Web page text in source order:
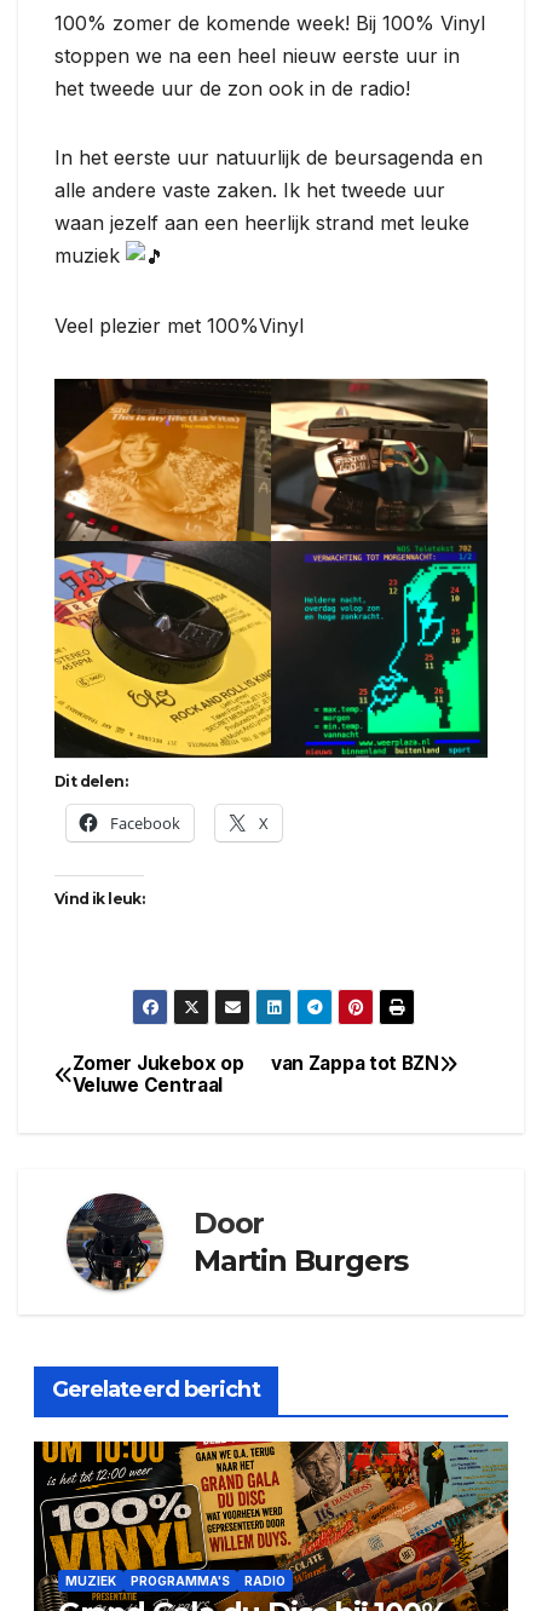
100% zomer de komende week! Bij 100% Vinyl
stoppen we na een heel nieuw eerste uur in
het tweede uur de zon ook in de radio!
In het eerste uur natuurlijk de beursagenda en
alle andere vaste zaken. Ik het tweede uur
waan jezelf aan een heerlijk strand met leuke
muziek
Veel plezier met 100%Vinyl
Dit delen:
Facebook X
Vind ik leuk:
Bericht
van Zappa tot BZN
Zomer Jukebox op
Veluwe Centraal
Door
Martin Burgers
Gerelateerd bericht
MUZIEK PROGRAMMA'S RADIO